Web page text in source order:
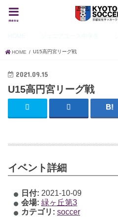
menu
HOME U15高円宮リーグ戦
2021.09.15
U15高円宮リーグ戦
イベント詳細
日付: 2021-10-09
会場: 緑ヶ丘第3
カテゴリ: soccer